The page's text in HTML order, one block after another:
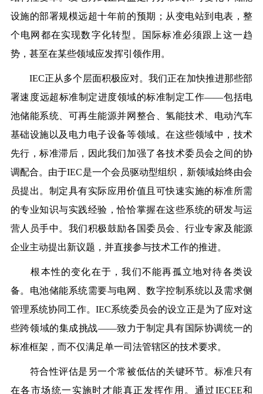
设施的部署规模远超十年前的预期；从变电站到电表，整
个电网都在实现数字化转型。国际标准必须跟上这一趋
势，甚至在某些领域应发挥引领作用。
IEC正从多个层面积极应对。我们正在加快推进那些部
署速度远超标准制定进度领域的标准制定工作——包括电
池储能系统、可再生能源并网整合、氢能技术、电动汽车
基础设施以及电力电子设备等领域。在这些领域中，技术
先行，标准滞后，因此我们加强了各技术委员会之间的协
调配合。由于IEC是一个会员驱动型组织，新领域始终由会
员提出。制定具有实际应用价值且可快速实施的标准所需
的专业知识与实践经验，恰恰掌握在这些系统的研发与运
营人员手中。我们积极鼓励各国委员会、行业专家及能源
企业主动提出新议题，并直接参与技术工作的推进。
根本性的变化在于，我们不能再孤立地对待各类设
备。电池储能系统需要与电网、数字控制系统以及需求侧
管理系统协同工作。 IEC系统委员会的设立正是为了应对这
些跨领域的集成挑战——致力于制定具有国际协调统一的
标准框架，而不仅满足单一司法管辖区的技术要求。
符合性评估是另一个常被低估的关键环节。标准只有
在各市场统一实施时才能真正发挥作用。通过IECEE和